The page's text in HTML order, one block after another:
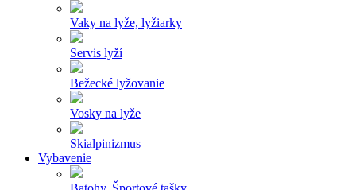
Vaky na lyže, lyžiarky
Servis lyží
Bežecké lyžovanie
Vosky na lyže
Skialpinizmus
Vybavenie